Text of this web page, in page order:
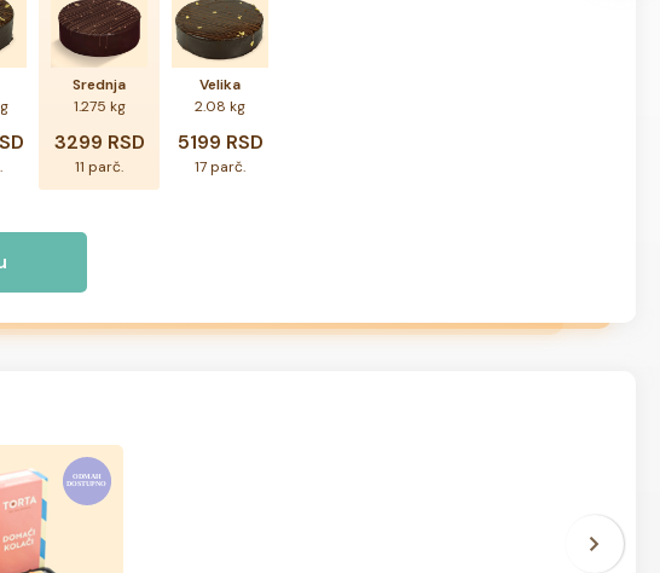
Srednja
1.275 kg
3299 RSD
11 parč.
Velika
2.08 kg
5199 RSD
17 parč.